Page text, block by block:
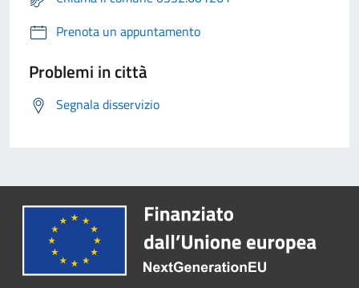
Prenota un appuntamento
Problemi in città
Segnala disservizio